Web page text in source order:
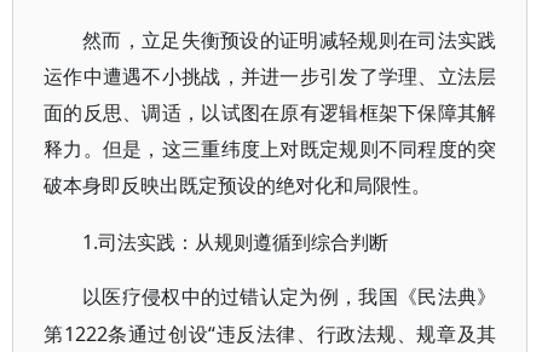
然而，立足失衡预设的证明减轻规则在司法实践
运作中遭遇不小挑战，并进一步引发了学理、立法层
面的反思、调适，以试图在原有逻辑框架下保障其解
释力。但是，这三重纬度上对既定规则不同程度的突
破本身即反映出既定预设的绝对化和局限性。
1.司法实践：从规则遵循到综合判断
以医疗侵权中的过错认定为例，我国《民法典》
第1222条通过创设“违反法律、行政法规、规章及其